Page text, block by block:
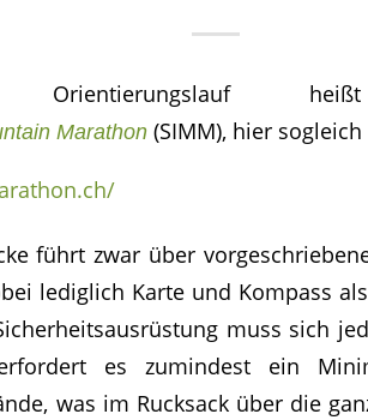
Marathon (SIMM), hier
führt zwar über
lediglich Karte und Kompass
muss sich
es zumindest ein
was im Rucksack über die